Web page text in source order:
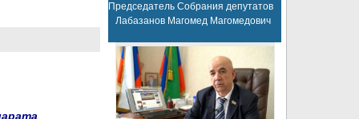
Председатель Собрания депутатов
Лабазанов Магомед Магомедович